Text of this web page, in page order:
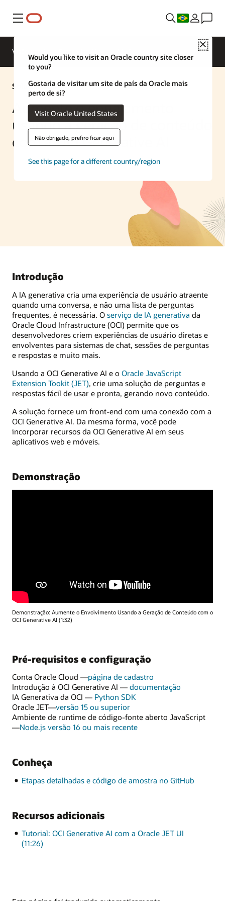
Menu
Close
Would you like to visit an Oracle country site closer
to you?
Gostaria de visitar um site de país da Oracle mais
perto de si?
Visit Oracle United States
Não obrigado, prefiro ficar aqui
See this page for a different country/region
Visão geral
Solução de IA
Aumente o engajamento
usando a geração de conteúdo
com a OCI Generative AI
Introdução
A IA generativa cria uma experiência de usuário atraente
quando uma conversa, e não uma lista de perguntas
frequentes, é necessária. O serviço de IA generativa da
Oracle Cloud Infrastructure (OCI) permite que os
desenvolvedores criem experiências de usuário diretas e
envolventes para sistemas de chat, sessões de perguntas
e respostas e muito mais.
Usando a OCI Generative AI e o Oracle JavaScript
Extension Tookit (JET), crie uma solução de perguntas e
respostas fácil de usar e pronta, gerando novo conteúdo.
A solução fornece um front-end com uma conexão com a
OCI Generative AI. Da mesma forma, você pode
incorporar recursos da OCI Generative AI em seus
aplicativos web e móveis.
Demonstração
Demonstração: Aumente o Envolvimento Usando a Geração de Conteúdo com o
OCI Generative AI (1:32)
Pré-requisitos e configuração
Conta Oracle Cloud —página de cadastro
Introdução à OCI Generative AI — documentação
IA Generativa da OCI — Python SDK
Oracle JET—versão 15 ou superior
Ambiente de runtime de código-fonte aberto JavaScript
—Node.js versão 16 ou mais recente
Conheça
Etapas detalhadas e código de amostra no GitHub
Recursos adicionais
Tutorial: OCI Generative AI com a Oracle JET UI
(11:26)